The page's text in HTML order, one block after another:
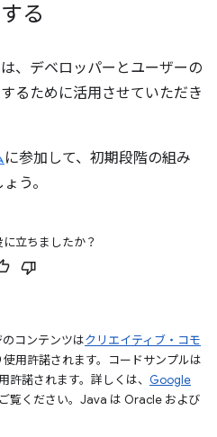
る
、デベロッパーとユーザーの
るために活用させていただき
に参加して、初期段階の組み
う。
立ちましたか？
コンテンツはクリエイティブ・コモ
使用許諾されます。コードサンプルは
許諾されます。詳しくは、 Google
覧ください。Java は Oracle および